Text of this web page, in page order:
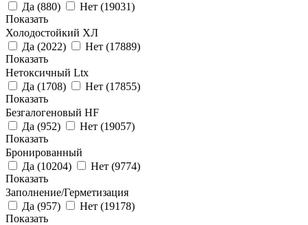
Да (880) Нет (19031)
Показать
Холодостойкий ХЛ
Да (2022) Нет (17889)
Показать
Нетоксичный Ltx
Да (1708) Нет (17855)
Показать
Безгалогеновый HF
Да (952) Нет (19057)
Показать
Бронированный
Да (10204) Нет (9774)
Показать
Заполнение/Герметизация
Да (957) Нет (19178)
Показать